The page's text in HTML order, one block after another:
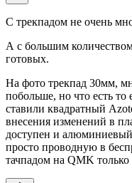
С трекпадом не очень
А с большим
готовых.
На фото трекпад 30мм,
побольше, но что есть
ставили квадратный
внесения изменений в
доступен и
просто проводную в
тачпадом на QMK только